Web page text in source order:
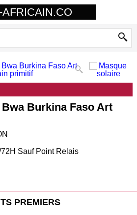
AFRICAIN.CO
Burkina Faso Art
Sauf Point Relais
PREMIERS